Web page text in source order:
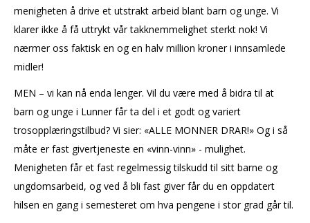
menigheten å drive et utstrakt arbeid blant barn og unge. Vi
klarer ikke å få uttrykt vår takknemmelighet sterkt nok! Vi
nærmer oss faktisk en og en halv million kroner i innsamlede
midler!
MEN – vi kan nå enda lenger. Vil du være med å bidra til at
barn og unge i Lunner får ta del i et godt og variert
trosopplæringstilbud? Vi sier: «ALLE MONNER DRAR!» Og i så
måte er fast givertjeneste en «vinn-vinn» - mulighet.
Menigheten får et fast regelmessig tilskudd til sitt barne og
ungdomsarbeid, og ved å bli fast giver får du en oppdatert
hilsen en gang i semesteret om hva pengene i stor grad går til.